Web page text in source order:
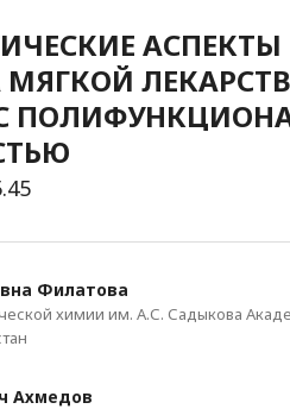
МЯГКОЙ
Филатова
химии им. А.С. Садыкова
Ахмедов